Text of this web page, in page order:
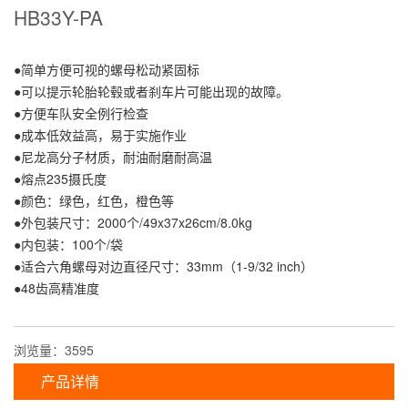
HB33Y-PA
●简单方便可视的螺母松动紧固标
●可以提示轮胎轮毂或者刹车片可能出现的故障。
●方便车队安全例行检查
●成本低效益高，易于实施作业
●尼龙高分子材质，耐油耐磨耐高温
●熔点235摄氏度
●颜色：绿色，红色，橙色等
●外包装尺寸：2000个/49x37x26cm/8.0kg
●内包装：100个/袋
●适合六角螺母对边直径尺寸：33mm（1-9/32 inch）
●48齿高精准度
浏览量：3595
产品详情